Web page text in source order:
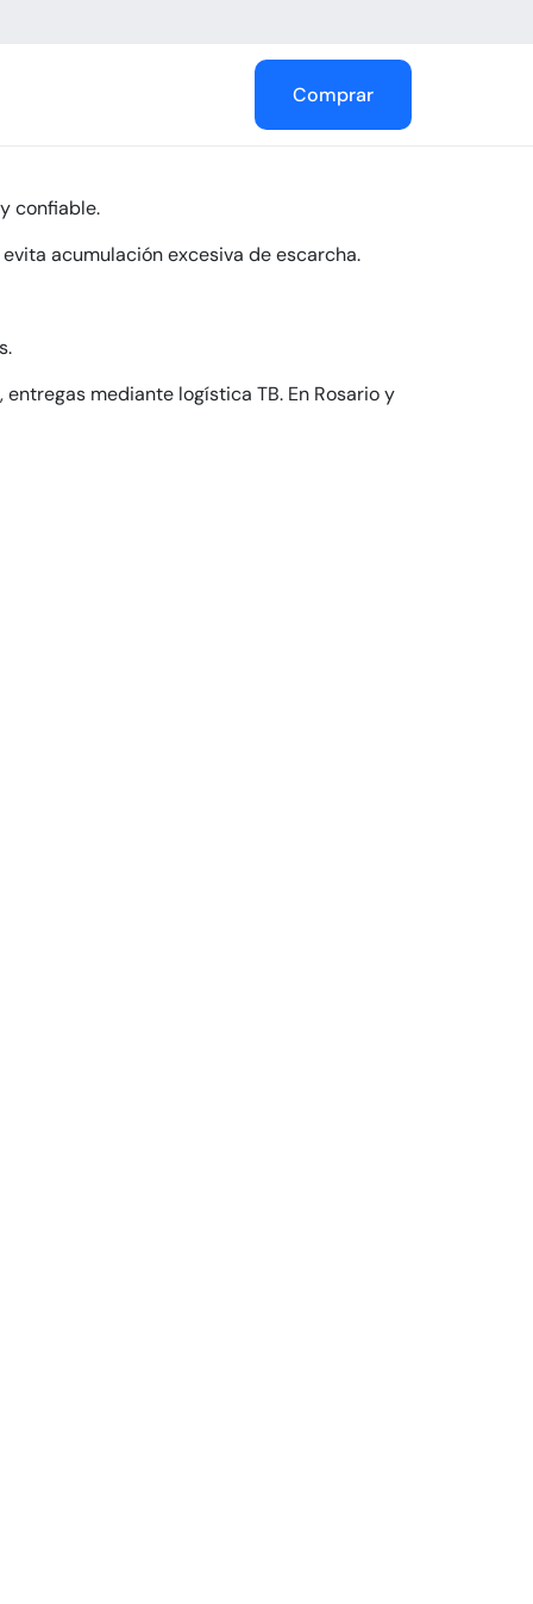
Comprar
confiable.
acumulación excesiva de escarcha.
mediante logística TB. En Rosario y